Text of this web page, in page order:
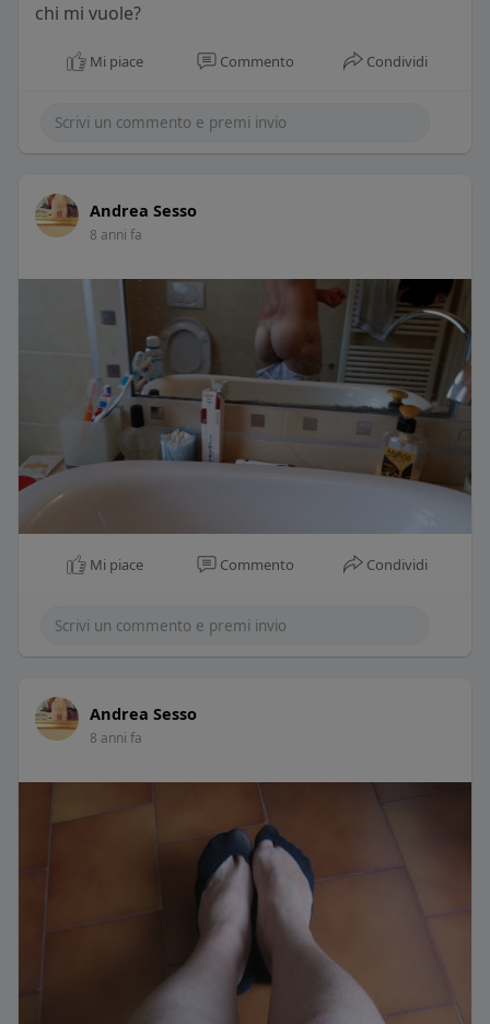
chi mi vuole?
Mi piace Commento Condividi
Andrea Sesso
8 anni fa
Mi piace Commento Condividi
Andrea Sesso
8 anni fa